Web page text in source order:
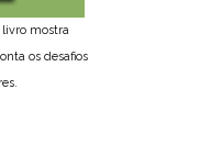
livro mostra
os desafios